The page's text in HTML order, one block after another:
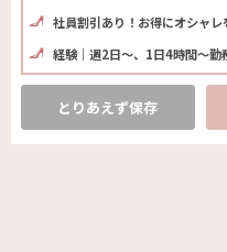
社員割引あり！お得にオシャ
経験｜週2日～、1日4時間～勤
とりあえず保存